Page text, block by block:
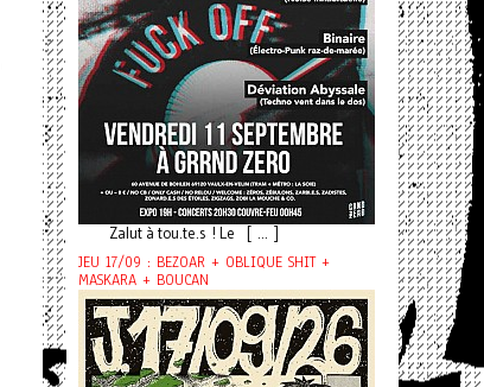
Zalut à tou.te.s ! Le [ ... ]
JEU 17/09 : BEZOAR + OBLIQUE SHIT +
MASKARA + BOUCAN